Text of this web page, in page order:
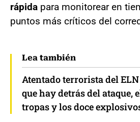
rápida para monitorear en
puntos más críticos del
Lea también
Atentado terrorista del
que hay detrás del ataque,
tropas y los doce